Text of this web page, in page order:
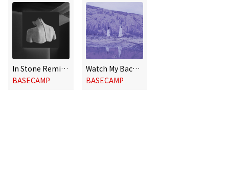
In Stone Remixes
BASECAMP
Watch My Back (Remixes)
BASECAMP